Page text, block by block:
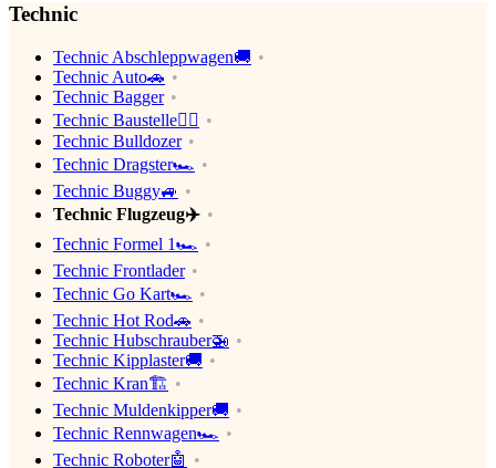
Technic
Technic Abschleppwagen🚚
Technic Auto🚗
Technic Bagger
Technic Baustelle👷‍♂️
Technic Bulldozer
Technic Dragster🏎
Technic Buggy🚙
Technic Flugzeug✈️
Technic Formel 1🏎
Technic Frontlader
Technic Go Kart🏎
Technic Hot Rod🚗
Technic Hubschrauber🚁
Technic Kipplaster🚚
Technic Kran🏗
Technic Muldenkipper🚚
Technic Rennwagen🏎
Technic Roboter🤖